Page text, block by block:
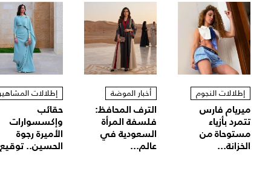
إطلالات النجوم
ميريام فارس
تتمرد بأزياء
مستوحاة من
الخزانة...
أخبار الموضة
الترف المحافظ:
فلسفة المرأة
السعودية في
عالم...
إطلالات
حقائب
وإكسسوارات
الأميرة رجوة
الحسين..